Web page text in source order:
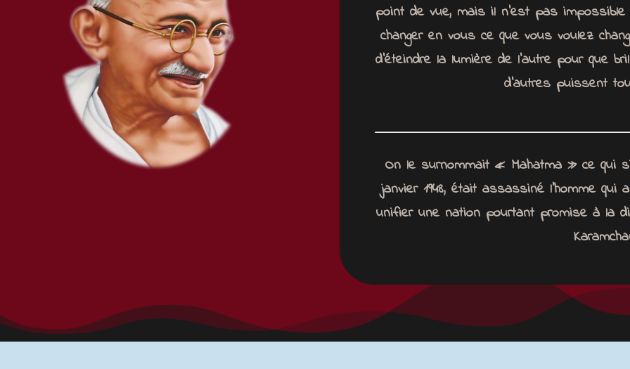
point de vue, mais il n’est pas
changer en vous ce que vous voulez
d’éteindre la lumière de l’autre pour que
d’autres puissent
On le surnommait « Mahatma » ce qui
janvier 1948, était assassiné l’homme
unifier une nation pourtant promise à la